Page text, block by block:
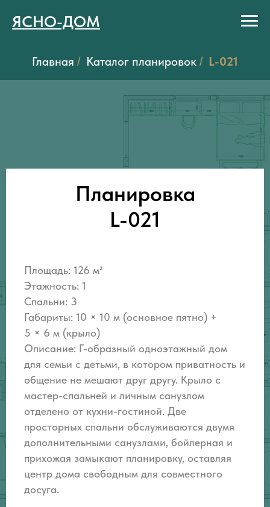
ЯСНО-ДОМ
Главная / Каталог планировок / L-021
Планировка
L-021
Площадь: 126 м²
Этажность: 1
Спальни: 3
Габариты: 10 × 10 м (основное пятно) +
5 × 6 м (крыло)
Описание: Г-образный одноэтажный дом
для семьи с детьми, в котором приватность и
общение не мешают друг другу. Крыло с
мастер-спальней и личным санузлом
отделено от кухни-гостиной. Две
просторных спальни обслуживаются двумя
дополнительными санузлами, бойлерная и
прихожая замыкают планировку, оставляя
центр дома свободным для совместного
досуга.